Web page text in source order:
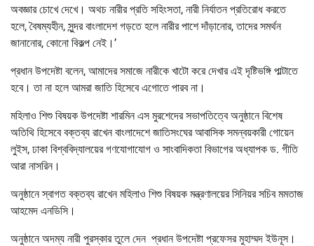
অবজ্ঞার চোখে দেখে। অথচ নারীর প্রতি সহিংসতা, নারী নির্যাতন প্রতিরোধ করতে
হলে, বৈষম্যহীন, সুন্দর বাংলাদেশ গড়তে হলে নারীর পাশে দাঁড়ানোর, তাদের সমর্থন
জানানোর, কোনো বিকল্প নেই।’
প্রধান উপদেষ্টা বলেন, আমাদের সমাজে নারীকে খাটো করে দেখার এই দৃষ্টিভঙ্গি পাল্টাতে
হবে। তা না হলে আমরা জাতি হিসেবে এগোতে পারব না।
মহিলাও শিশু বিষয়ক উপদেষ্টা শারমিন এস মুরশেদের সভাপতিত্বে অনুষ্ঠানে বিশেষ
অতিথি হিসেবে বক্তব্য রাখেন বাংলাদেশে জাতিসংঘের আবাসিক সমন্বয়কারী গোয়েন
লুইস, ঢাকা বিশ্ববিদ্যালয়ের গণযোগাযোগ ও সাংবাদিকতা বিভাগের অধ্যাপক ড. গীতি
আরা নাসরিন।
অনুষ্ঠানে স্বাগত বক্তব্য রাখেন মহিলাও শিশু বিষয়ক মন্ত্রণালয়ের সিনিয়র সচিব মমতাজ
আহমেদ এনডিসি।
অনুষ্ঠানে অদম্য নারী পুরস্কার তুলে দেন প্রধান উপদেষ্টা প্রফেসর মুহাম্মদ ইউনূস।